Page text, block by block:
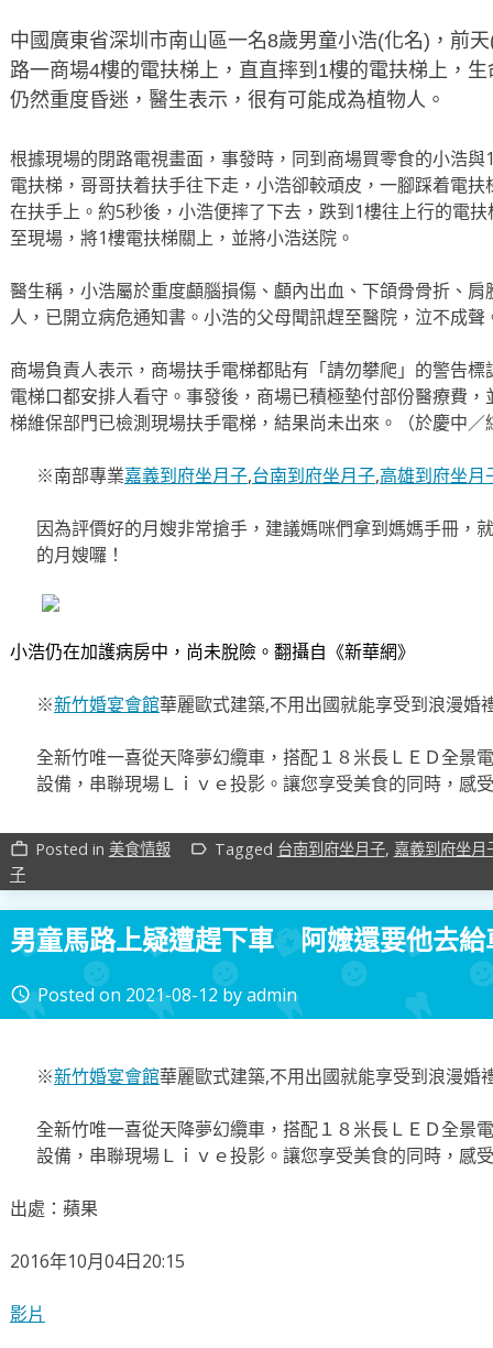
中國廣東省深圳市南山區一名8歲男童小浩(化名)，前
路一商場4樓的電扶梯上，直直摔到1樓的電扶梯上，
仍然重度昏迷，醫生表示，很有可能成為植物人。
根據現場的閉路電視畫面，事發時，同到商場買零食的小浩
電扶梯，哥哥扶着扶手往下走，小浩卻較頑皮，一腳踩着電
在扶手上。約5秒後，小浩便摔了下去，跌到1樓往上行的電
至現場，將1樓電扶梯關上，並將小浩送院。
醫生稱，小浩屬於重度顱腦損傷、顱內出血、下頜骨骨折、
人，已開立病危通知書。小浩的父母聞訊趕至醫院，泣不成聲
商場負責人表示，商場扶手電梯都貼有「請勿攀爬」的警告
電梯口都安排人看守。事發後，商場已積極墊付部份醫療費
梯維保部門已檢測現場扶手電梯，結果尚未出來。（於慶中／
※南部專業嘉義到府坐月子,台南到府坐月子,高雄到府坐月
因為評價好的月嫂非常搶手，建議媽咪們拿到媽媽手冊，
的月嫂囉！
小浩仍在加護病房中，尚未脫險。翻攝自《新華網》
※新竹婚宴會館華麗歐式建築,不用出國就能享受到浪漫婚
全新竹唯一喜從天降夢幻纜車，搭配１８米長ＬＥＤ全景
設備，串聯現場Ｌｉｖｅ投影。讓您享受美食的同時，感
work_outline Posted in 美食情報 label_outline Tagged 台南到府坐月子, 嘉義到府坐月
子
男童馬路上疑遭趕下車 阿嬤還要他去給
access_time Posted on 2021-08-12 byadmin
※新竹婚宴會館華麗歐式建築,不用出國就能享受到浪漫婚
全新竹唯一喜從天降夢幻纜車，搭配１８米長ＬＥＤ全景
設備，串聯現場Ｌｉｖｅ投影。讓您享受美食的同時，感
出處：蘋果
2016年10月04日20:15
影片